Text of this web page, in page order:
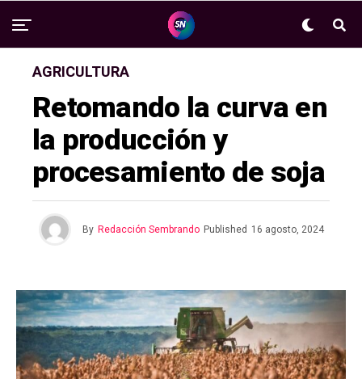
AGRICULTURA
Retomando la curva en
la producción y
procesamiento de soja
By Redacción Sembrando Published 16 agosto, 2024